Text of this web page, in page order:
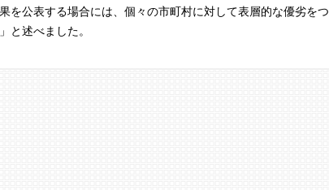
を公表する場合には、個々の市町村に対して表層的な優劣をつ
と述べました。